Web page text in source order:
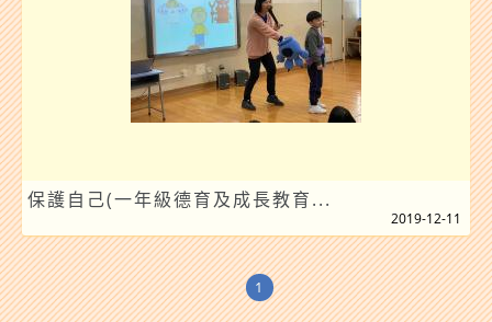
保護自己(一年級德育及成長教育...
2019-12-11
1